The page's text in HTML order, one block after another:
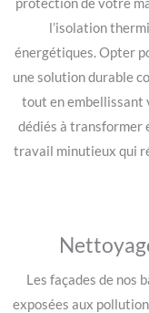
l’isolation
énergétiques. Opter
une solution durable
tout en embellissant
dédiés à transformer
travail minutieux qui
Les façades de nos
exposées aux